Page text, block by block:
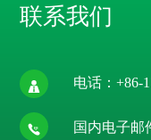
联系我们
电话：+86-
国内电子邮